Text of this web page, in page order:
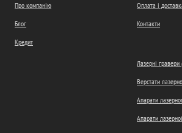
Про компанію
Блог
Кредит
Оплата і
Контакти
Лазерні гравери
Верстати
Апарати
Апарати